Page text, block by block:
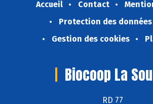
Accueil Contact
Protection des données
Gestion des cookies
Biocoop La
RD 77